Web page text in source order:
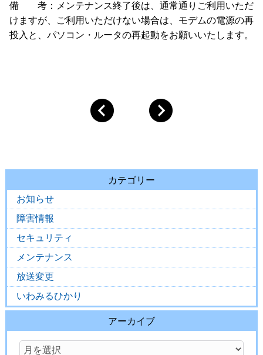
備 考：メンテナンス終了後は、通常通りご利用いただ
けますが、ご利用いただけない場合は、モデムの電源の再
投入と、パソコン・ルータの再起動をお願いいたします。
カテゴリー
お知らせ
障害情報
セキュリティ
メンテナンス
放送変更
いわみるひかり
アーカイブ